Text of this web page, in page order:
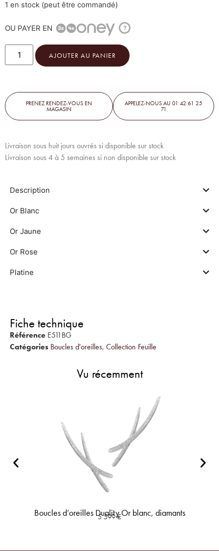
1 en stock (peut être commandé)
OU PAYER EN ?
AJOUTER AU PANIER
PRENEZ RENDEZ-VOUS EN
MAGASIN
APPELEZ-NOUS AU 01 42 61 25
71
Livraison sous huit jours ouvrés si disponible sur stock
Livraison sous 4 à 5 semaines si non disponible sur stock
Description
Or Blanc
Or Jaune
Or Rose
Platine
Fiche technique
Référence E511BG
Catégories Boucles d'oreilles, Collection Feuille
Vu récemment
Boucles d’oreilles Duality Or blanc, diamants
5 599€